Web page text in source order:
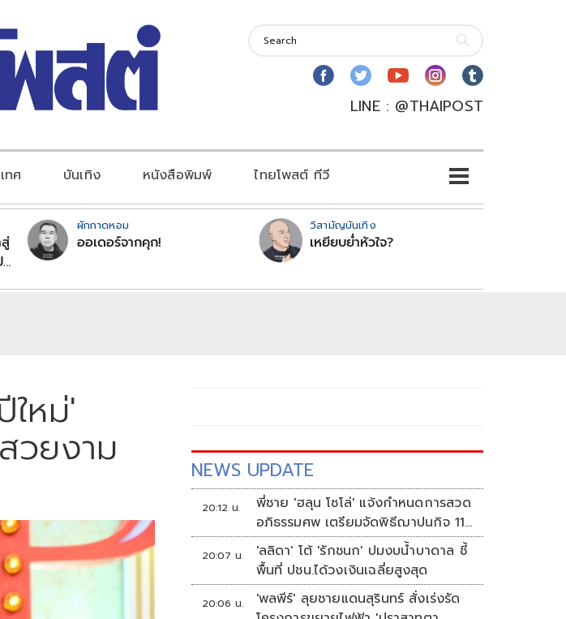
LINE : @THAIPOST
ทศ บันเทิง หนังสือพิมพ์ ไทยโพสต์ ทีวี
ผักกาดหอม
ออเดอร์จากคุก!
วิสามัญบันเทิง
เหยียบย่ำหัวใจ?
หม่'
วยงาม NEWS UPDATE
20:12 น.
พี่ชาย 'ฮลุน โซโล่' แจ้งกำหนดการสวด
อภิธรรมศพ เตรียมจัดพิธีฌาปนกิจ 11
ส.ค.
20:07 น.
'ลลิดา' โต้ 'รักชนก' ปมงบน้ำบาดาล ชี้
พื้นที่ ปชน.ได้วงเงินเฉลี่ยสูงสุด
20:06 น.
'พลพีร์' ลุยชายแดนสุรินทร์ สั่งเร่งรัด